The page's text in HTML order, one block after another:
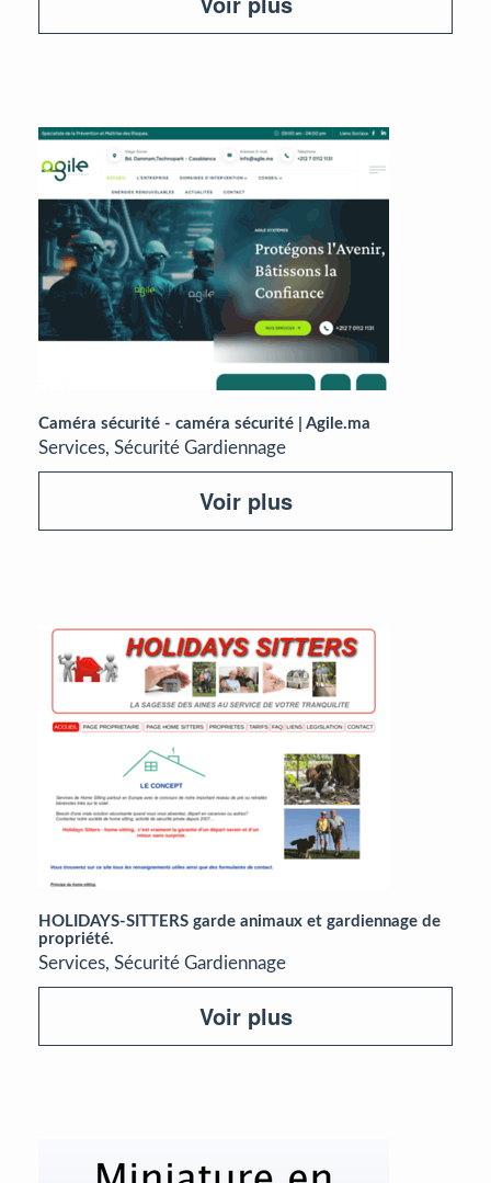
Caméra sécurité - caméra sécurité | Agile.ma
Services, Sécurité Gardiennage
Voir plus
HOLIDAYS-SITTERS garde animaux et gardiennage de
propriété.
Services, Sécurité Gardiennage
Voir plus